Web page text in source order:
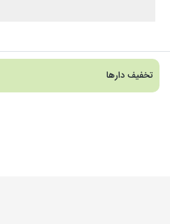
تخفیف دارها